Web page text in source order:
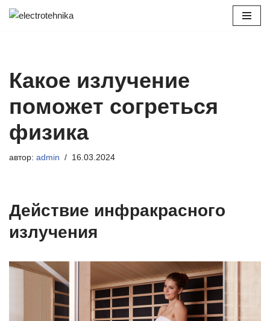
Какое излучение
поможет согреться
физика
автор: admin 16.03.2024
Действие инфракрасного
излучения